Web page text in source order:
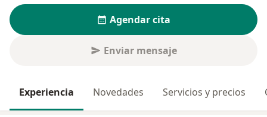
Agendar cita
Enviar mensaje
Experiencia Novedades Servicios y precios